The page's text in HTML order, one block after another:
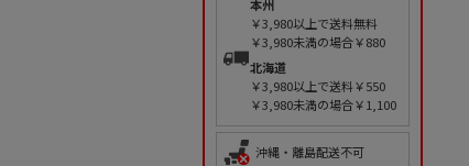
本州
￥3,980以上で送料無料
￥3,980未満の場合￥880
北海道
￥3,980以上で送料￥550
￥3,980未満の場合￥1,100
沖縄・離島配送不可